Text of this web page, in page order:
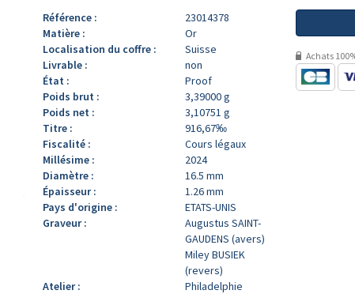
Référence :
23014378
Matière :
Or
Localisation du coffre :
Suisse
Livrable :
non
État :
Proof
Poids brut :
3,39000 g
Poids net :
3,10751 g
Titre :
916,67‰
Fiscalité :
Cours légaux
Millésime :
2024
Diamètre :
16.5 mm
Épaisseur :
1.26 mm
Pays d'origine :
ETATS-UNIS
Graveur :
Augustus SAINT-
GAUDENS (avers)
Miley BUSIEK
(revers)
Atelier :
Philadelphie
Achats